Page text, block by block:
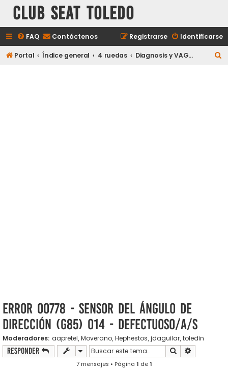
Club Seat Toledo
FAQ Contáctenos Identificarse
Registrarse
Portal Índice general 4 ruedas Diagnosis y VAG-COM
ERROR 00778 - Sensor del ángulo de
dirección (G85) 014 - Defectuoso/a/s
Moderadores: aapretel, Moverano, Hephestos, jdaguilar, toledin
Responder Buscar
7 mensajes • Página 1 de1